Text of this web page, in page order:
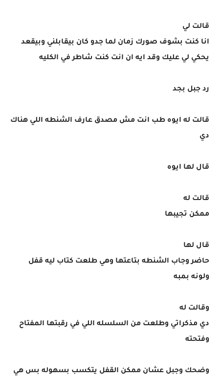
قالت لي
انا كنت بشوف صورك زمان لما جدو كان بيقابلني وبيقعد
يحكي لي عليك وقد ايه ان انت كنت شاطر في الكليه
رد جبل بجد
قالت له ايوه طب انت مش مصدق عارف الشنطه اللي هناك
دي
قال لها ايوه
قالت له
ممكن تجيبها
قال لها
حاضر وجاب الشنطه بتاعتها وهي طلعت كتاب ليه قفل
ولونه بمبه
وقالت له
دي مذكراتي وطلعت من السلسله اللي في رقبتها المفتاح
وفتحته
وضحك وجبل عشان ممكن القفل يتكسب بسهوله بس هي